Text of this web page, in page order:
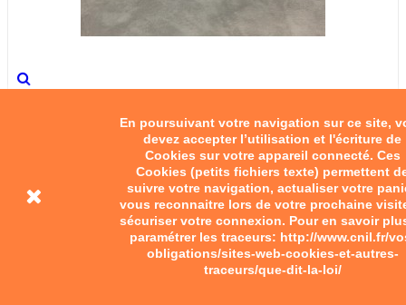
En poursuivant votre navigation sur ce site,
devez accepter l’utilisation et l'écriture de
Cookies sur votre appareil connecté. Ces
Cookies (petits fichiers texte) permettent
suivre votre navigation, actualiser votre
vous reconnaitre lors de votre prochaine
sécuriser votre connexion. Pour en savoir
paramétrer les traceurs: http://www.cnil.fr/
obligations/sites-web-cookies-et-autres-
traceurs/que-dit-la-loi/
90,00 €
Ajouter au panier